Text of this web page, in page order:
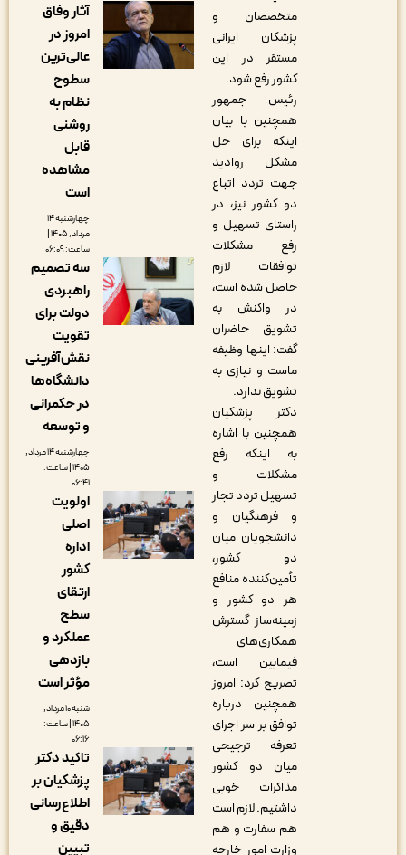
متخصصان و
پزشکان ایرانی
مستقر در این
کشور رفع شود.
رئیس جمهور
همچنین با بیان
اینکه برای حل
مشکل روادید
جهت تردد اتباع
دو کشور نیز، در
راستای تسهیل و
رفع مشکلات
توافقات لازم
حاصل شده است،
در واکنش به
تشویق حاضران
گفت: اینها وظیفه
ماست و نیازی به
تشویق ندارد.
دکتر پزشکیان
همچنین با اشاره
به اینکه رفع
مشکلات و
تسهیل تردد تجار
و فرهنگیان و
دانشجویان میان
دو کشور،
تأمین‌کننده منافع
هر دو کشور و
زمینه‌ساز گسترش
همکاری‌های
فیمابین است،
تصریح کرد: امروز
همچنین درباره
توافق بر سر اجرای
تعرفه ترجیحی
میان دو کشور
مذاکرات خوبی
داشتیم. لازم است
هم سفارت و هم
وزارت امور خارجه
آثار وفاق
امروز در
عالی‌ترین
نظام به
مشاهده
چهارشنبه ۱۴
مرداد, ۱۴۰۵ |
سه تصمیم
راهبردی
دولت برای
نقش‌آفرینی
دانشگاه‌ها
در حکمرانی
و توسعه
چهارشنبه ۱۴ مرداد,
۱۴۰۵ | ساعت:
اولویت
اصلی
اداره
عملکرد و
بازدهی
مؤثر است
شنبه ۱۰ مرداد,
۱۴۰۵ | ساعت:
تاکید دکتر
پزشکیان بر
اطلاع‌رسانی